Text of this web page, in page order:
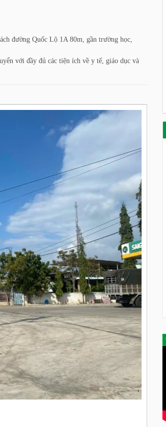
đường Quốc Lộ 1A 80m, gần trường học,
với đầy đủ các tiện ích về y tế, giáo dục và